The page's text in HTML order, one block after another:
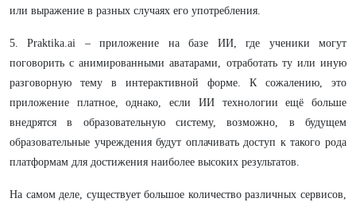
или выражение в разных случаях его употребления.
5. Praktika.ai – приложение на базе ИИ, где ученики могут
поговорить с анимированными аватарами, отработать ту или иную
разговорную тему в интерактивной форме. К сожалению, это
приложение платное, однако, если ИИ технологии ещё больше
внедрятся в образовательную систему, возможно, в будущем
образовательные учреждения будут оплачивать доступ к такого рода
платформам для достижения наиболее высоких результатов.
На самом деле, существует большое количество различных сервисов,